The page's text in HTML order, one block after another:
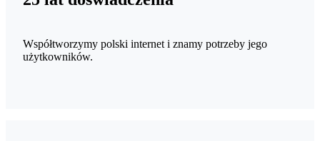
Współtworzymy polski internet i znamy potrzeby jego
użytkowników.